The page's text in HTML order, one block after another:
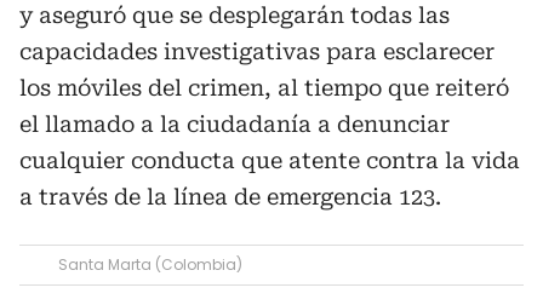
y aseguró que se desplegarán todas las
capacidades investigativas para esclarecer
los móviles del crimen, al tiempo que reiteró
el llamado a la ciudadanía a denunciar
cualquier conducta que atente contra la vida
a través de la línea de emergencia 123.
Santa Marta (Colombia)